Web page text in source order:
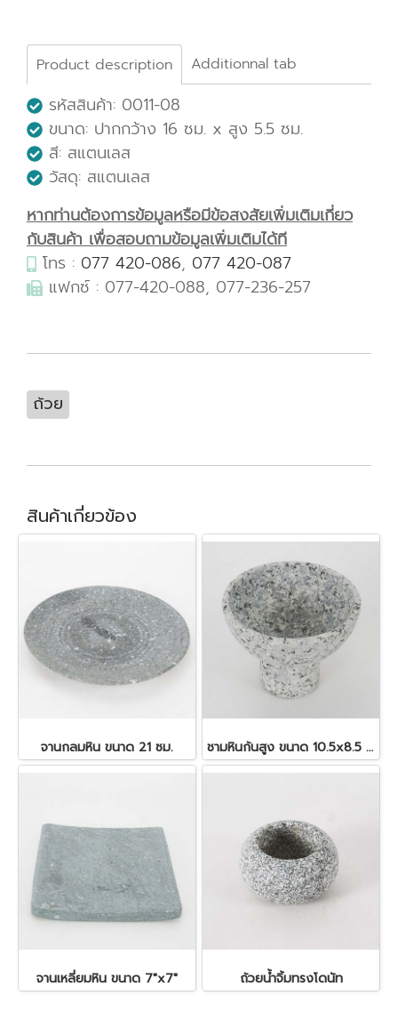
Product description Additionnal tab
รหัสสินค้า: 0011-08
ขนาด: ปากกว้าง 16 ซม. x สูง 5.5 ซม.
สี: สแตนเลส
วัสดุ: สแตนเลส
หากท่านต้องการข้อมูลหรือมีข้อสงสัยเพิ่มเติมเกี่ยว
กับสินค้า เพื่อสอบถามข้อมูลเพิ่มเติมได้ที
โทร : 077 420-086, 077 420-087
แฟกซ์ : 077-420-088, 077-236-257
ถ้วย
สินค้าเกี่ยวข้อง
จานกลมหิน ขนาด 21 ซม. ชามหินก้นสูง ขนาด 10.5x8.5 ซม.
จานเหลี่ยมหิน ขนาด 7"x7" ถ้วยน้ำจิ้มทรงโดนัท